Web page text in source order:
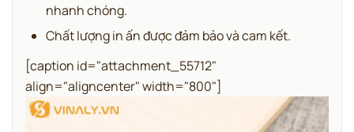
nhanh chóng.
Chất lượng in ấn được đảm bảo và cam kết.
[caption id="attachment_55712"
align="aligncenter" width="800"]